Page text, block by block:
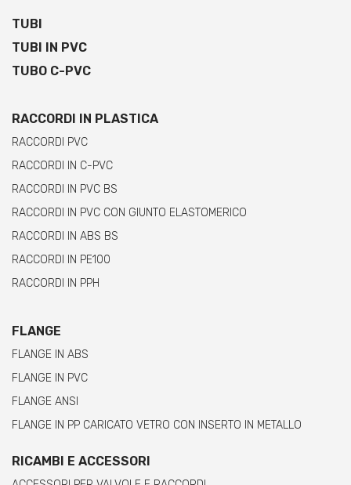
TUBI
TUBI IN PVC
TUBO C-PVC
RACCORDI IN PLASTICA
RACCORDI PVC
RACCORDI IN C-PVC
RACCORDI IN PVC BS
RACCORDI IN PVC CON GIUNTO ELASTOMERICO
RACCORDI IN ABS BS
RACCORDI IN PE100
RACCORDI IN PPH
FLANGE
FLANGE IN ABS
FLANGE IN PVC
FLANGE ANSI
FLANGE IN PP CARICATO VETRO CON INSERTO IN METALLO
RICAMBI E ACCESSORI